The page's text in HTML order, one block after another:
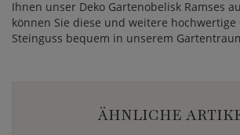
Ihnen unser Deko Gartenobelisk Ramses
können Sie diese und weitere hochwertige
Steinguss bequem in unserem
ÄHNLICHE